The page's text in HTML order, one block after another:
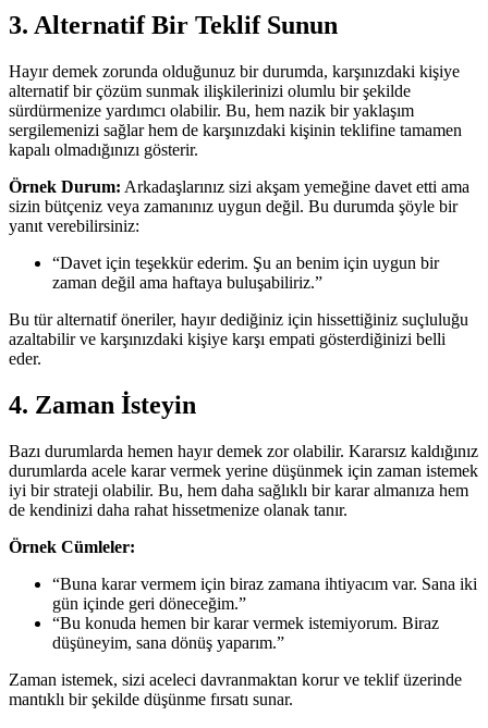
3. Alternatif Bir Teklif Sunun
Hayır demek zorunda olduğunuz bir durumda, karşınızdaki kişiye
alternatif bir çözüm sunmak ilişkilerinizi olumlu bir şekilde
sürdürmenize yardımcı olabilir. Bu, hem nazik bir yaklaşım
sergilemenizi sağlar hem de karşınızdaki kişinin teklifine tamamen
kapalı olmadığınızı gösterir.
Örnek Durum: Arkadaşlarınız sizi akşam yemeğine davet etti ama
sizin bütçeniz veya zamanınız uygun değil. Bu durumda şöyle bir
yanıt verebilirsiniz:
“Davet için teşekkür ederim. Şu an benim için uygun bir
zaman değil ama haftaya buluşabiliriz.”
Bu tür alternatif öneriler, hayır dediğiniz için hissettiğiniz suçluluğu
azaltabilir ve karşınızdaki kişiye karşı empati gösterdiğinizi belli
eder.
4. Zaman İsteyin
Bazı durumlarda hemen hayır demek zor olabilir. Kararsız kaldığınız
durumlarda acele karar vermek yerine düşünmek için zaman istemek
iyi bir strateji olabilir. Bu, hem daha sağlıklı bir karar almanıza hem
de kendinizi daha rahat hissetmenize olanak tanır.
Örnek Cümleler:
“Buna karar vermem için biraz zamana ihtiyacım var. Sana iki
gün içinde geri döneceğim.”
“Bu konuda hemen bir karar vermek istemiyorum. Biraz
düşüneyim, sana dönüş yaparım.”
Zaman istemek, sizi aceleci davranmaktan korur ve teklif üzerinde
mantıklı bir şekilde düşünme fırsatı sunar.